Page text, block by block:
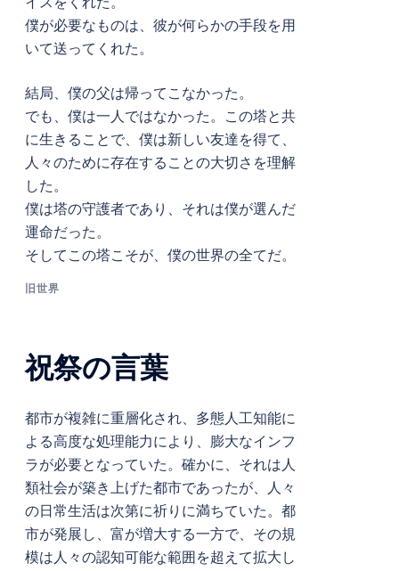
僕が必要なものは、彼が何らかの手段を用
いて送ってくれた。
結局、僕の父は帰ってこなかった。
でも、僕は一人ではなかった。この塔と共
に生きることで、僕は新しい友達を得て、
人々のために存在することの大切さを理解
した。
僕は塔の守護者であり、それは僕が選んだ
運命だった。
そしてこの塔こそが、僕の世界の全てだ。
旧世界
祝祭の言葉
都市が複雑に重層化され、多態人工知能に
よる高度な処理能力により、膨大なインフ
ラが必要となっていた。確かに、それは人
類社会が築き上げた都市であったが、人々
の日常生活は次第に祈りに満ちていた。都
市が発展し、富が増大する一方で、その規
模は人々の認知可能な範囲を超えて拡大し